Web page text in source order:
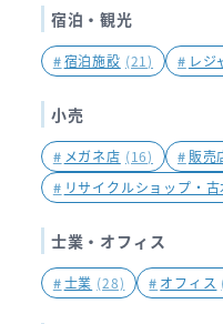
宿泊・観光
#宿泊施設 (21) # レジ
小売
# メガネ店 (16) # 販売
# リサイクルショップ・古
士業・オフィス
#士業 (28) # オフィス